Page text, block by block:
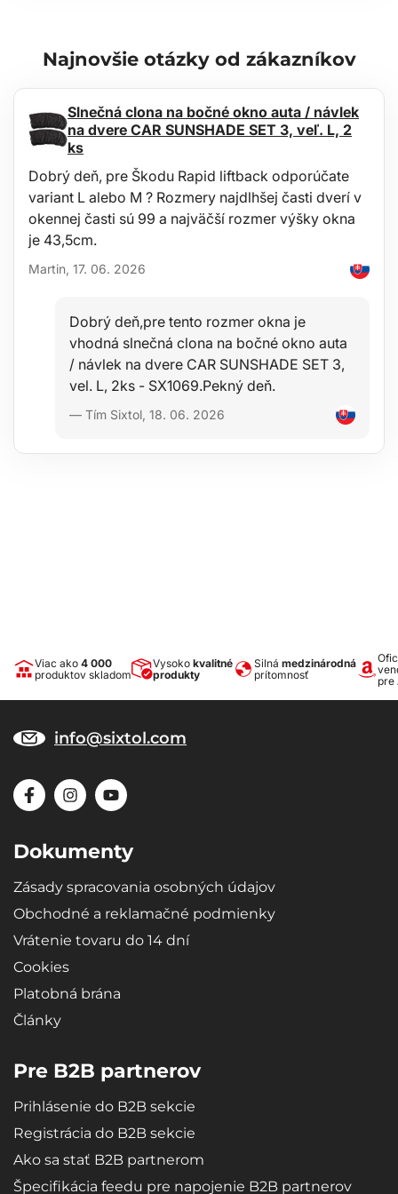
Najnovšie otázky od zákazníkov
Slnečná clona na bočné okno auta / návlek
na dvere CAR SUNSHADE SET 3, veľ. L, 2
ks
Dobrý deň, pre Škodu Rapid liftback odporúčate
variant L alebo M ? Rozmery najdlhšej časti dverí v
okennej časti sú 99 a najväčší rozmer výšky okna
je 43,5cm.
Martin, 17. 06. 2026
Dobrý deň,pre tento rozmer okna je
vhodná slnečná clona na bočné okno auta
/ návlek na dvere CAR SUNSHADE SET 3,
vel. L, 2ks - SX1069.Pekný deň.
— Tím Sixtol, 18. 06. 2026
Viac ako 4 000
produktov skladom
Vysoko kvalitné
produkty
Silná medzinárodná
prítomnosť
pre
info@sixtol.com
Dokumenty
Zásady spracovania osobných údajov
Obchodné a reklamačné podmienky
Vrátenie tovaru do 14 dní
Cookies
Platobná brána
Články
Pre B2B partnerov
Prihlásenie do B2B sekcie
Registrácia do B2B sekcie
Ako sa stať B2B partnerom
Špecifikácia feedu pre napojenie B2B partnerov